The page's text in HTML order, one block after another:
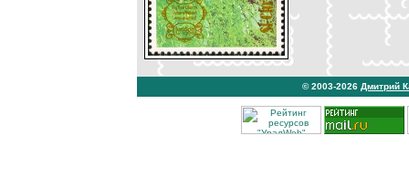
© 2003-2026 Дмитрий